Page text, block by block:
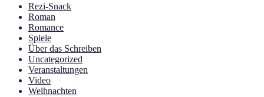
Rezi-Snack
Roman
Romance
Spiele
Über das Schreiben
Uncategorized
Veranstaltungen
Video
Weihnachten